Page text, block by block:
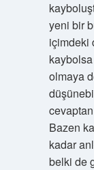
yeni bir
içimdeki
olmaya
cevaptan
Bazen
kadar
belki de